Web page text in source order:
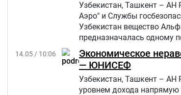
Узбекистан, Ташкент – АН
Аэро" и Службы
Узбекистан вещество
предназначалась одному
14.05 / 10:06
Экономическое
— ЮНИСЕФ
Узбекистан, Ташкент – АН
уровнем дохода напрямую